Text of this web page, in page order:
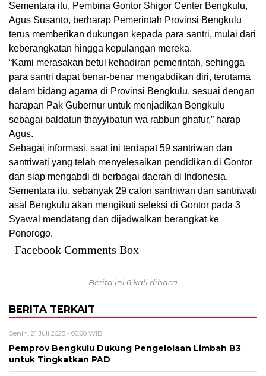
Sementara itu, Pembina Gontor Shigor Center Bengkulu,
Agus Susanto, berharap Pemerintah Provinsi Bengkulu
terus memberikan dukungan kepada para santri, mulai dari
keberangkatan hingga kepulangan mereka.
“Kami merasakan betul kehadiran pemerintah, sehingga
para santri dapat benar-benar mengabdikan diri, terutama
dalam bidang agama di Provinsi Bengkulu, sesuai dengan
harapan Pak Gubernur untuk menjadikan Bengkulu
sebagai baldatun thayyibatun wa rabbun ghafur,” harap
Agus.
Sebagai informasi, saat ini terdapat 59 santriwan dan
santriwati yang telah menyelesaikan pendidikan di Gontor
dan siap mengabdi di berbagai daerah di Indonesia.
Sementara itu, sebanyak 29 calon santriwan dan santriwati
asal Bengkulu akan mengikuti seleksi di Gontor pada 3
Syawal mendatang dan dijadwalkan berangkat ke
Ponorogo.
Facebook Comments Box
Berita ini 6 kali dibaca
BERITA TERKAIT
Senin, 21 Juli 2025 - 00:00 WIB
Pemprov Bengkulu Dukung Pengelolaan Limbah B3
untuk Tingkatkan PAD